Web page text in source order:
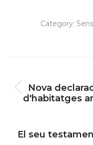
Category:
Nova
d'habitatges
El seu